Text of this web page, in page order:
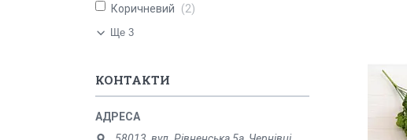
Коричневий 2
Ще 3
КОНТАКТИ